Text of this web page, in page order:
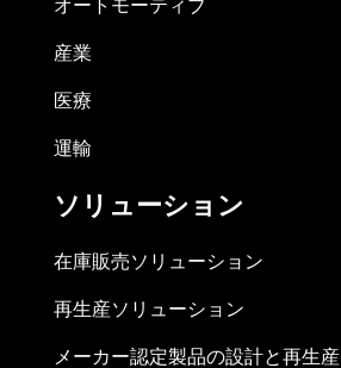
産業
医療
運輸
ソリューション
在庫販売ソリューション
再生産ソリューション
メーカー認定製品の設計と再生産